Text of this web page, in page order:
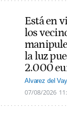
Está en
los
la luz
2.000
Alvarez del
07/08/2026